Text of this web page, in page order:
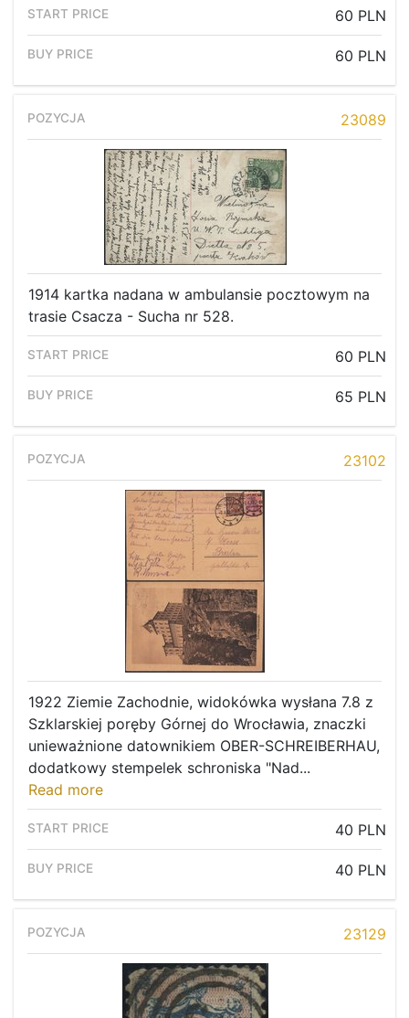
60 PLN
60 PLN
23089
1914 kartka nadana w ambulansie pocztowym na
trasie Csacza - Sucha nr 528.
60 PLN
65 PLN
23102
1922 Ziemie Zachodnie, widokówka wysłana 7.8 z
Szklarskiej poręby Górnej do Wrocławia, znaczki
unieważnione datownikiem OBER-SCHREIBERHAU,
dodatkowy stempelek schroniska "Nad...
Read more
40 PLN
40 PLN
23129